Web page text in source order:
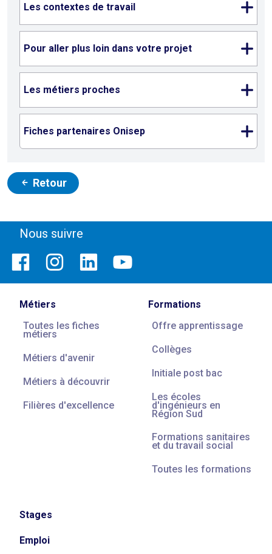
Les contextes de travail
Pour aller plus loin dans votre projet
Les métiers proches
Fiches partenaires Onisep
Retour
Nous suivre
Métiers
Toutes les fiches
métiers
Métiers d'avenir
Métiers à découvrir
Filières d'excellence
Formations
Offre apprentissage
Collèges
Initiale post bac
Les écoles
d'ingénieurs en
Région Sud
Formations sanitaires
et du travail social
Toutes les formations
Stages
Emploi